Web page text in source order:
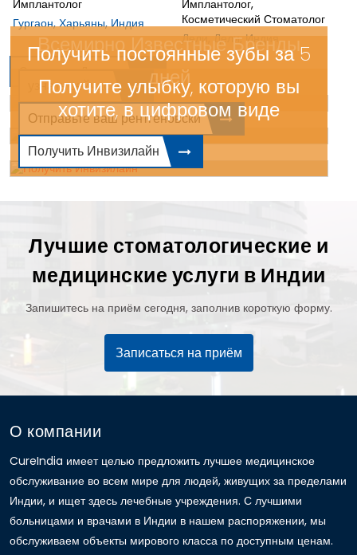
Имплантолог
Гургаон, Харьяны, Индия
Имплантолог,
Косметический Стоматолог
Дели, Дели, Индия
Всемирно Известные Бренды
узнать сейчас
Получить постоянные зубы за 5
дней
Отправьте ваш рентгеновски
Получите улыбку, которую вы
хотите, в цифровом виде
Получить Инвизилайн
Лучшие стоматологические и
медицинские услуги в Индии
Запишитесь на приём сегодня, заполнив короткую форму.
Записаться на приём
О компании
CureIndia имеет целью предложить лучшее медицинское
обслуживание во всем мире для людей, живущих за пределами
Индии, и ищет здесь лечебные учреждения. С лучшими
больницами и врачами в Индии в нашем распоряжении, мы
обслуживаем объекты мирового класса по доступным ценам.